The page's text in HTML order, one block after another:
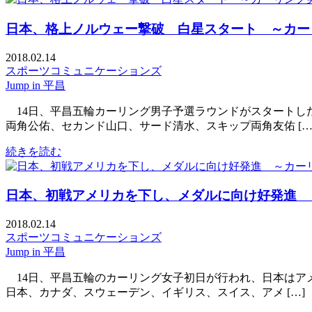
日本、格上ノルウェー撃破 白星スタート ～カー
2018.02.14
スポーツコミュニケーションズ
Jump in 平昌
14日、平昌五輪カーリング男子予選ラウンドがスタート
両角公佑、セカンド山口、サード清水、スキップ両角友佑
続きを読む
日本、初戦アメリカを下し、メダルに向け好発進
2018.02.14
スポーツコミュニケーションズ
Jump in 平昌
14日、平昌五輪のカーリング女子初日が行われ、日本は
日本、カナダ、スウェーデン、イギリス、スイス、アメ […]